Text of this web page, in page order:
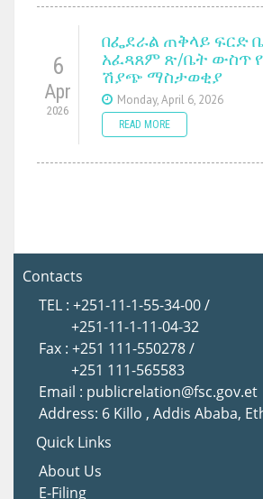
6
Apr
2026
በፌደራል ጠቅላይ ፍርድ
አፈጻጸም ጽ/ቤት ውስጥ
ሽያጭ ማስታወቂያ
Monday, April 6, 2026
READ MORE
Contacts
TEL : +251-11-1-55-34-00 /
+251-11-1-11-04-32
Fax : +251 111-550278 /
+251 111-565583
Email : publicrelation@fsc.gov.et
Address: 6 Killo , Addis Ababa,
Quick Links
About Us
E-Filing